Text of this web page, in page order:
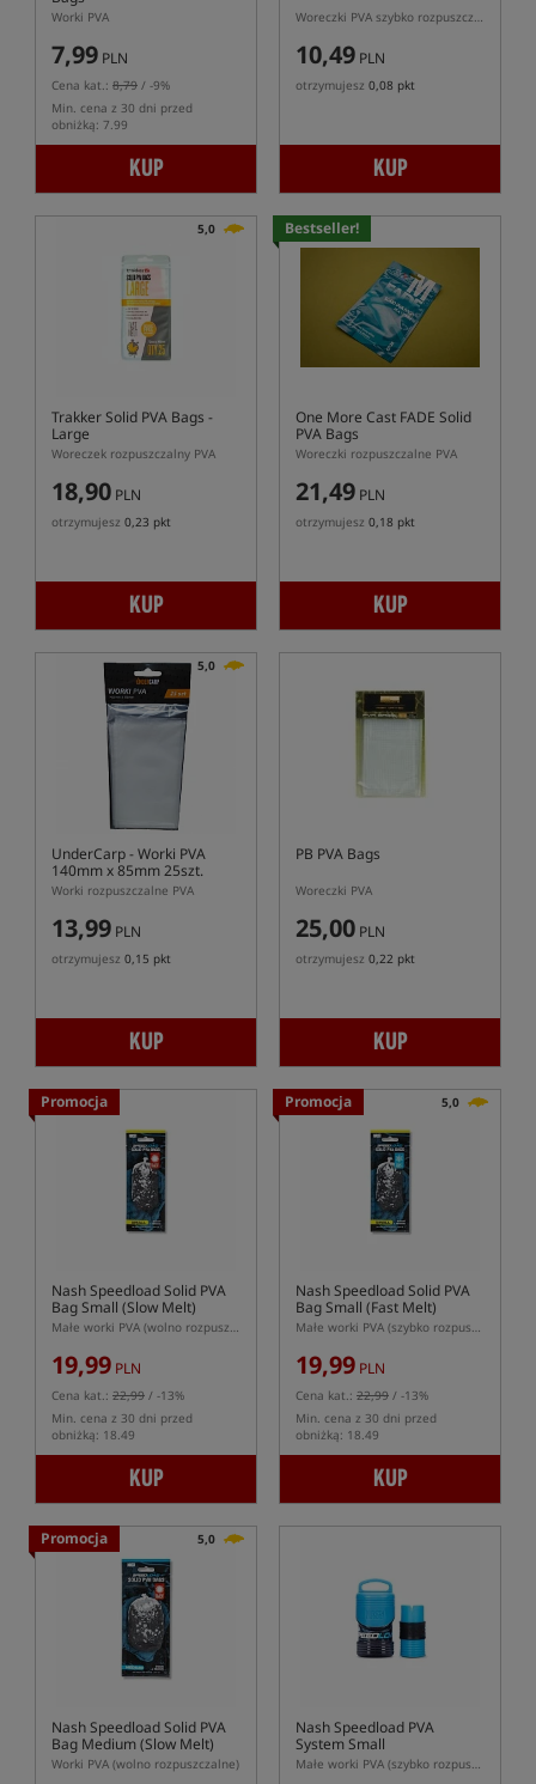
Worki PVA
7,99 PLN
Cena kat.: 8,79 / -9%
Min. cena z 30 dni przed
obniżką: 7.99
KUP
Woreczki PVA szybko rozpuszczalne
10,49 PLN
otrzymujesz 0,08 pkt
KUP
5,0
Trakker Solid PVA Bags -
Large
Woreczek rozpuszczalny PVA
18,90 PLN
otrzymujesz 0,23 pkt
KUP
Bestseller!
One More Cast FADE Solid
PVA Bags
Woreczki rozpuszczalne PVA
21,49 PLN
otrzymujesz 0,18 pkt
KUP
5,0
UnderCarp- Worki PVA
140mm x 85mm 25szt.
Worki rozpuszczalne PVA
13,99 PLN
otrzymujesz 0,15 pkt
KUP
PB PVA Bags
Woreczki PVA
25,00 PLN
otrzymujesz 0,22 pkt
KUP
Promocja
Nash Speedload Solid PVA
Bag Small (Slow Melt)
Małe worki PVA (wolno rozpuszczalne)
19,99 PLN
Cena kat.: 22,99 / -13%
Min. cena z 30 dni przed
obniżką: 18.49
KUP
Promocja 5,0
Nash Speedload Solid PVA
Bag Small (Fast Melt)
Małe worki PVA (szybko rozpuszczalne)
19,99 PLN
Cena kat.: 22,99 / -13%
Min. cena z 30 dni przed
obniżką: 18.49
KUP
Promocja 5,0
Nash Speedload Solid PVA
Bag Medium (Slow Melt)
Worki PVA (wolno rozpuszczalne)
Nash Speedload PVA
System Small
Małe worki PVA (szybko rozpuszczalne) z systemem ładowania